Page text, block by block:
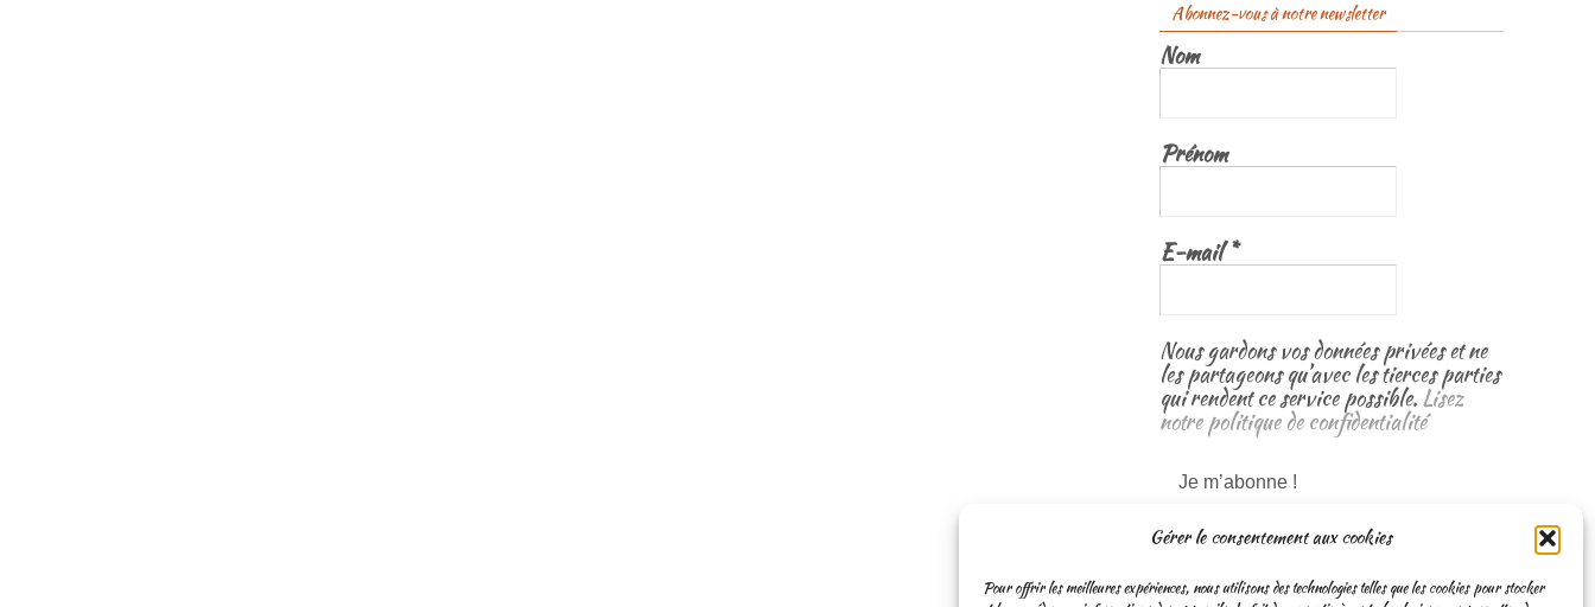
Gérer le consentement aux cookies
Pour offrir les meilleures expériences, nous utilisons des technologies telles que les cookies pour stocker
Abonnez-vous à notre newsletter
Nom
Prénom
E-mail*
Nous gardons vos données privées et ne
les partageons qu’avec les tierces parties
qui rendent ce service possible.Lisez
notre politique de confidentialité